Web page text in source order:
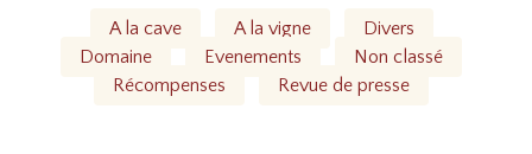
A la cave A la vigne
Divers
Domaine
Evenements
Non classé
Récompenses
Revue de presse